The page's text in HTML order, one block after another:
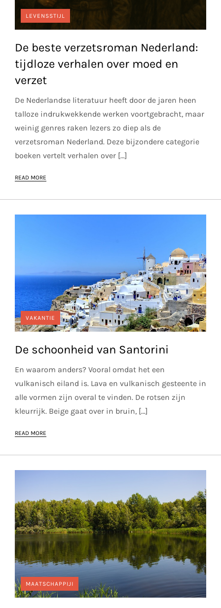
LEVENSSTIJL
De beste verzetsroman Nederland:
tijdloze verhalen over moed en
verzet
De Nederlandse literatuur heeft door de jaren heen
talloze indrukwekkende werken voortgebracht, maar
weinig genres raken lezers zo diep als de
verzetsroman Nederland. Deze bijzondere categorie
boeken vertelt verhalen over […]
READ MORE
VAKANTIE
De schoonheid van Santorini
En waarom anders? Vooral omdat het een
vulkanisch eiland is. Lava en vulkanisch gesteente in
alle vormen zijn overal te vinden. De rotsen zijn
kleurrijk. Beige gaat over in bruin, […]
READ MORE
MAATSCHAPPIJI